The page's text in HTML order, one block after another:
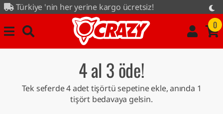
her yerine kargo ücretsiz!
tüm ürünlerde...
0
4 al 3 öde!
Tek seferde 4 adet tişörtü sepetine ekle, anında 1
tişört bedavaya gelsin.